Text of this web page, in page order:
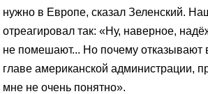
нужно в Европе, сказал Зеленский.
отреагировал так: «Ну, наверное,
не помешают... Но почему отказывают
главе американской администрации,
мне не очень понятно».